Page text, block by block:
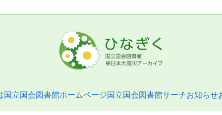
国立国会図書館ホームページ国立国会図書館サーチお知らせ